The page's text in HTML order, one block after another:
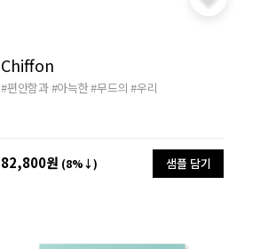
Chiffon
#편안함과#아늑한#무드의 #우리
82,800원 (8%↓) 샘플 담기